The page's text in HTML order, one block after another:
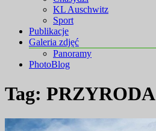
KL Auschwitz
Sport
Publikacje
Galeria zdjęć
Panoramy
PhotoBlog
Tag: PRZYRODA